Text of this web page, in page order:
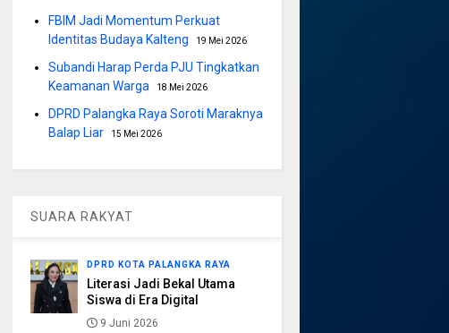
FBIM Jadi Momentum Perkuat
Identitas Budaya Kalteng
19 Mei 2026
Subandi Harap Perda PJU Tingkatkan
Keamanan Warga
18 Mei 2026
DPRD Palangka Raya Soroti Maraknya
Balap Liar
15 Mei 2026
SUARA RAKYAT
DPRD KOTA PALANGKA RAYA
Literasi Jadi Bekal Utama
Siswa di Era Digital
9 Juni 2026